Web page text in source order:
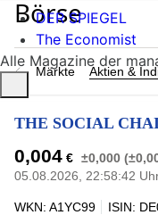
Märkte Aktien &
THE SOCIAL
0,004 € ±0,000
05.08.2026, 22:58:42
WKN: A1YC99 ISIN:
DER SPIEGEL
The Economist
Alle Magazine der